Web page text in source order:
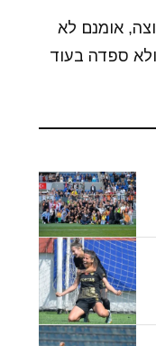
אומנם לא
ספדה בעוד